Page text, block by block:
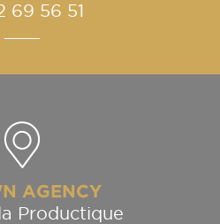
69 56 51
AGENCY
Productique